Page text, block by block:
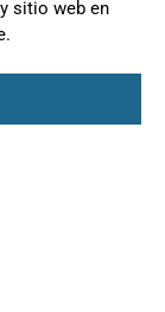
sitio web en